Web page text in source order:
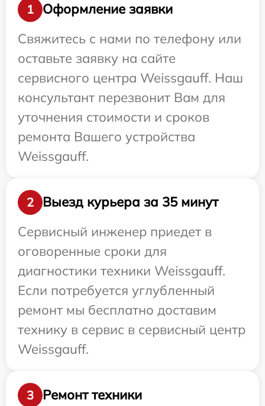
1
Оформление заявки
Свяжитесь с нами по телефону или
оставьте заявку на сайте
сервисного центра Weissgauff. Наш
консультант перезвонит Вам для
уточнения стоимости и сроков
ремонта Вашего устройства
Weissgauff.
2
Выезд курьера за 35 минут
Сервисный инженер приедет в
оговоренные сроки для
диагностики техники Weissgauff.
Если потребуется углубленный
ремонт мы бесплатно доставим
технику в сервис в сервисный центр
Weissgauff.
3 Ремонт техники